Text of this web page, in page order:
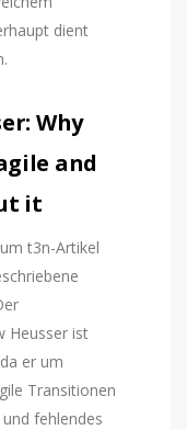
dient
Why
and
it
t3n-Artikel
Heusser ist
er um
Transitionen
fehlendes